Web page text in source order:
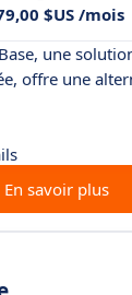
$US /mois
une
offre une
En savoir plus